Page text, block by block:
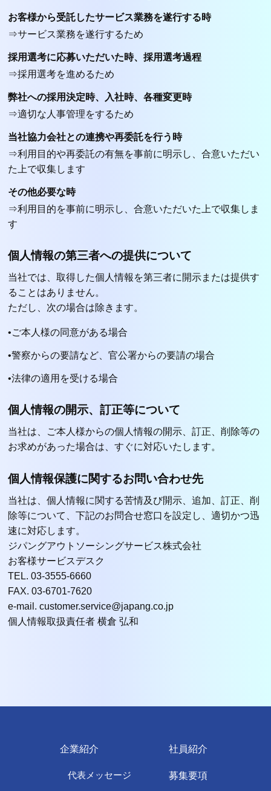
お客様から受託したサービス業務を遂行する時
⇒サービス業務を遂行するため
採用選考に応募いただいた時、採用選考過程
⇒採用選考を進めるため
弊社への採用決定時、入社時、各種変更時
⇒適切な人事管理をするため
当社協力会社との連携や再委託を行う時
⇒利用目的や再委託の有無を事前に明示し、合意いただい
た上で収集します
その他必要な時
⇒利用目的を事前に明示し、合意いただいた上で収集しま
す
個人情報の第三者への提供について
当社では、取得した個人情報を第三者に開示または提供す
ることはありません。
ただし、次の場合は除きます。
•ご本人様の同意がある場合
•警察からの要請など、官公署からの要請の場合
•法律の適用を受ける場合
個人情報の開示、訂正等について
当社は、ご本人様からの個人情報の開示、訂正、削除等の
お求めがあった場合は、すぐに対応いたします。
個人情報保護に関するお問い合わせ先
当社は、個人情報に関する苦情及び開示、追加、訂正、削
除等について、下記のお問合せ窓口を設定し、適切かつ迅
速に対応します。
ジパングアウトソーシングサービス株式会社
お客様サービスデスク
TEL. 03-3555-6660
FAX. 03-6701-7620
e-mail. customer.service@japang.co.jp
個人情報取扱責任者 横倉 弘和
企業紹介
代表メッセージ
社員紹介
募集要項